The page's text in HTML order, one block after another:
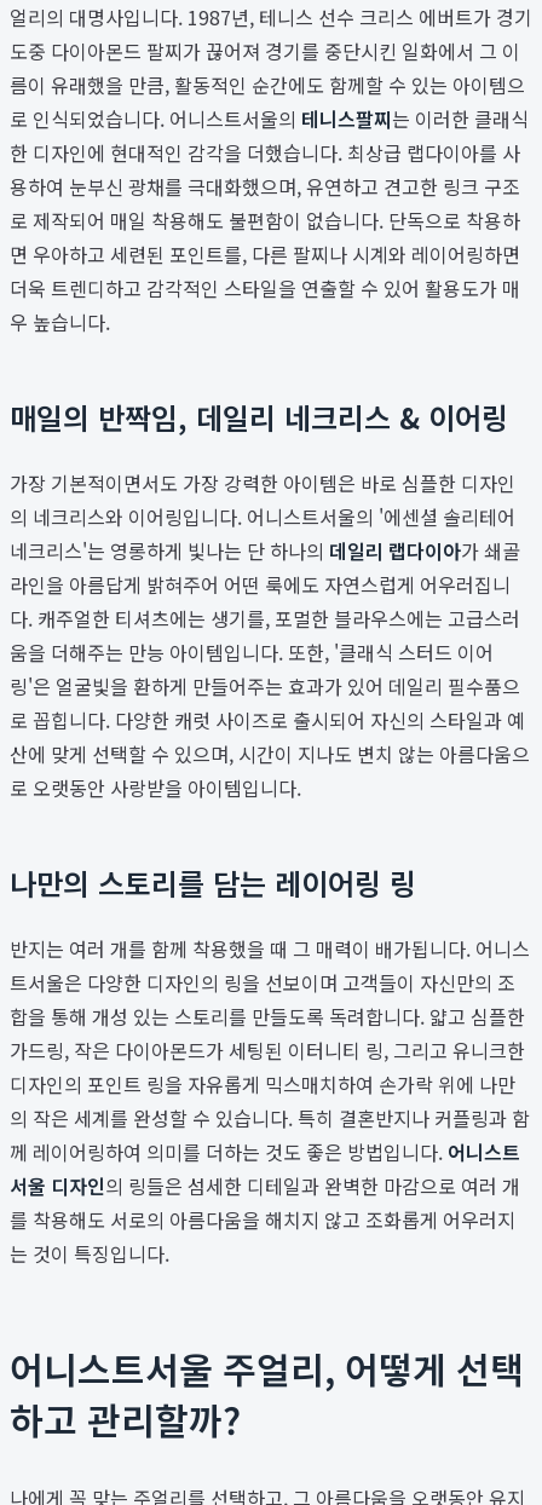
얼리의 대명사입니다. 1987년, 테니스 선수 크리스 에버트가 경기
도중 다이아몬드 팔찌가 끊어져 경기를 중단시킨 일화에서 그 이
름이 유래했을 만큼, 활동적인 순간에도 함께할 수 있는 아이템으
로 인식되었습니다. 어니스트서울의 테니스팔찌는 이러한 클래식
한 디자인에 현대적인 감각을 더했습니다. 최상급 랩다이아를 사
용하여 눈부신 광채를 극대화했으며, 유연하고 견고한 링크 구조
로 제작되어 매일 착용해도 불편함이 없습니다. 단독으로 착용하
면 우아하고 세련된 포인트를, 다른 팔찌나 시계와 레이어링하면
더욱 트렌디하고 감각적인 스타일을 연출할 수 있어 활용도가 매
우 높습니다.
매일의 반짝임, 데일리 네크리스 & 이어링
가장 기본적이면서도 가장 강력한 아이템은 바로 심플한 디자인
의 네크리스와 이어링입니다. 어니스트서울의 '에센셜 솔리테어
네크리스'는 영롱하게 빛나는 단 하나의 데일리 랩다이아가 쇄골
라인을 아름답게 밝혀주어 어떤 룩에도 자연스럽게 어우러집니
다. 캐주얼한 티셔츠에는 생기를, 포멀한 블라우스에는 고급스러
움을 더해주는 만능 아이템입니다. 또한, '클래식 스터드 이어
링'은 얼굴빛을 환하게 만들어주는 효과가 있어 데일리 필수품으
로 꼽힙니다. 다양한 캐럿 사이즈로 출시되어 자신의 스타일과 예
산에 맞게 선택할 수 있으며, 시간이 지나도 변치 않는 아름다움으
로 오랫동안 사랑받을 아이템입니다.
나만의 스토리를 담는 레이어링 링
반지는 여러 개를 함께 착용했을 때 그 매력이 배가됩니다. 어니스
트서울은 다양한 디자인의 링을 선보이며 고객들이 자신만의 조
합을 통해 개성 있는 스토리를 만들도록 독려합니다. 얇고 심플한
가드링, 작은 다이아몬드가 세팅된 이터니티 링, 그리고 유니크한
디자인의 포인트 링을 자유롭게 믹스매치하여 손가락 위에 나만
의 작은 세계를 완성할 수 있습니다. 특히 결혼반지나 커플링과 함
께 레이어링하여 의미를 더하는 것도 좋은 방법입니다. 어니스트
서울 디자인의 링들은 섬세한 디테일과 완벽한 마감으로 여러 개
를 착용해도 서로의 아름다움을 해치지 않고 조화롭게 어우러지
는 것이 특징입니다.
어니스트서울 주얼리, 어떻게 선택
하고 관리할까?
나에게 꼭 맞는 주얼리를 선택하고, 그 아름다움을 오랫동안 유지